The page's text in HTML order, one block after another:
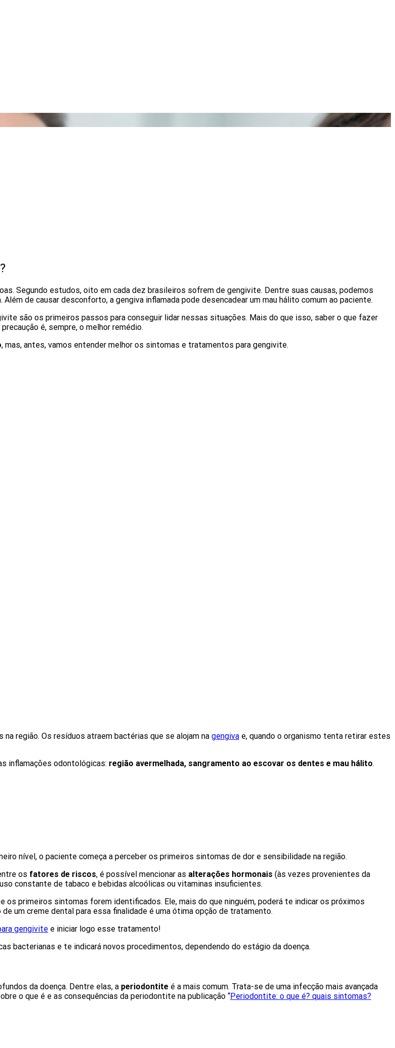
Segundo estudos, oito em cada dez brasileiros sofrem de gengivite. Dentre suas causas, podemos
Além de causar desconforto, a gengiva inflamada pode desencadear um mau hálito comum ao paciente.
são os primeiros passos para conseguir lidar nessas situações. Mais do que isso, saber o que fazer
é, sempre, o melhor remédio.
, mas, antes, vamos entender melhor os sintomas e tratamentos para gengivite.
região. Os resíduos atraem bactérias que se alojam na gengiva e, quando o organismo tenta retirar estes
inflamações odontológicas: região avermelhada, sangramento ao escovar os dentes e mau hálito.
nível, o paciente começa a perceber os primeiros sintomas de dor e sensibilidade na região.
os fatores de riscos, é possível mencionar as alterações hormonais (às vezes provenientes da
constante de tabaco e bebidas alcoólicas ou vitaminas insuficientes.
os primeiros sintomas forem identificados. Ele, mais do que ninguém, poderá te indicar os próximos
um creme dental para essa finalidade é uma ótima opção de tratamento.
gengivite e iniciar logo esse tratamento!
bacterianas e te indicará novos procedimentos, dependendo do estágio da doença.
da doença. Dentre elas, a periodontite é a mais comum. Trata-se de uma infecção mais avançada
o que é e as consequências da periodontite na publicação “Periodontite: o que é? quais sintomas?